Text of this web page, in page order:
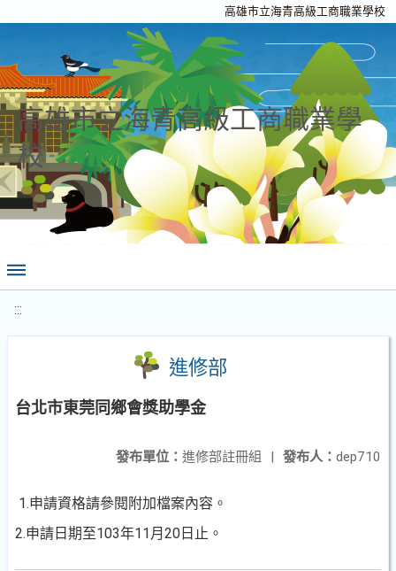
高雄市立海青高級工商職業學校
高雄市立海青高級工商職業學
校
:::
進修部
台北市東莞同鄉會獎助學金
發布人： dep710
發布單位： 進修部註冊組 |
1.申請資格請參閱附加檔案內容。
2.申請日期至103年11月20日止。